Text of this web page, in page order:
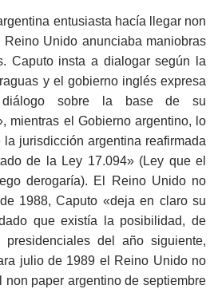
entusiasta hacía llegar non
Reino Unido anunciaba maniobras
Caputo insta a dialogar según la
y el gobierno inglés expresa
sobre la base de su
mientras el Gobierno argentino, lo
jurisdicción argentina reafirmada
de la Ley 17.094» (Ley que el
derogaría). El Reino Unido no
1988, Caputo «deja en claro su
que existía la posibilidad, de
del año siguiente,
julio de 1989 el Reino Unido no
non paper argentino de septiembre